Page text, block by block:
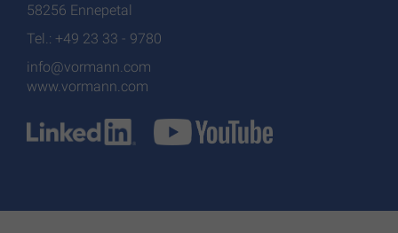
58256 Ennepetal
Tel.: +49 23 33 - 9780
info@vormann.com
www.vormann.com